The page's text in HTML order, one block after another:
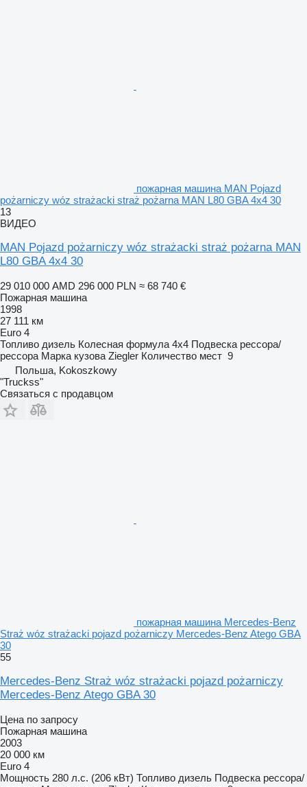
пожарная машина MAN Pojazd
pożarniczy wóz strażacki straż pożarna MAN L80 GBA 4x4 30
13
ВИДЕО
MAN Pojazd pożarniczy wóz strażacki straż pożarna MAN
L80 GBA 4x4 30
29 010 000 AMD 296 000 PLN ≈ 68 740 €
Пожарная машина
1998
27 111 км
Euro 4
Топливо дизель Колесная формула 4x4 Подвеска рессора/
рессора Марка кузова Ziegler Количество мест 9
Польша, Kokoszkowy
"Truckss"
Связаться с продавцом
пожарная машина Mercedes-Benz
Straż wóz strażacki pojazd pożarniczy Mercedes-Benz Atego GBA
30
55
Mercedes-Benz Straż wóz strażacki pojazd pożarniczy
Mercedes-Benz Atego GBA 30
Цена по запросу
Пожарная машина
2003
20 000 км
Euro 4
Мощность 280 л.с. (206 кВт) Топливо дизель Подвеска рессора/